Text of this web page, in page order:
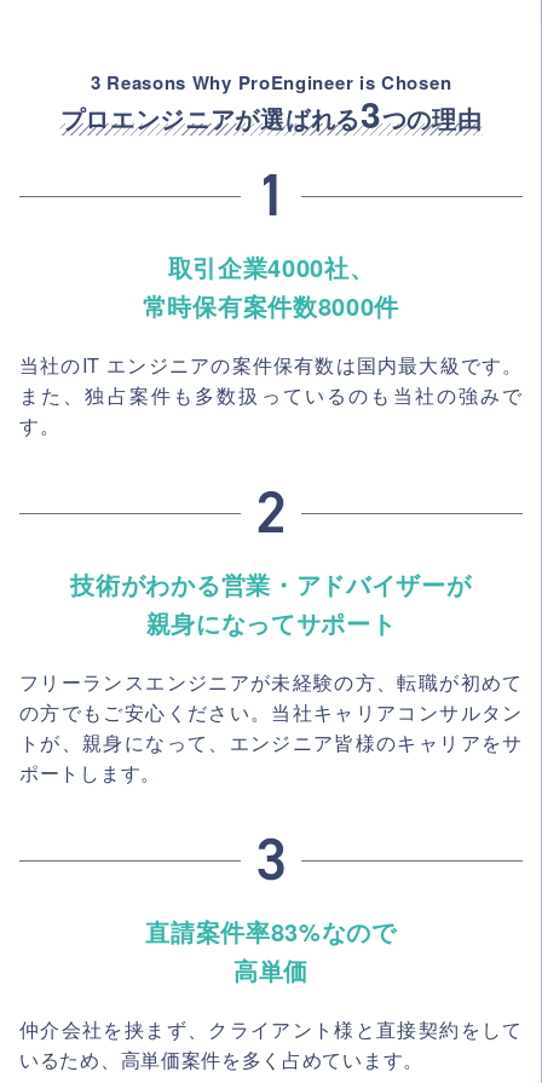
3 Reasons Why ProEngineer is Chosen
プロエンジニアが選ばれる3つの理由
取引企業4000社、
常時保有案件数8000件
当社のIT エンジニアの案件保有数は国内最大級です。
また、独占案件も多数扱っているのも当社の強みで
す。
技術がわかる営業・アドバイザーが
親身になってサポート
フリーランスエンジニアが未経験の方、転職が初めて
の方でもご安心ください。当社キャリアコンサルタン
トが、親身になって、エンジニア皆様のキャリアをサ
ポートします。
直請案件率83%なので
高単価
仲介会社を挟まず、クライアント様と直接契約をして
いるため、高単価案件を多く占めています。